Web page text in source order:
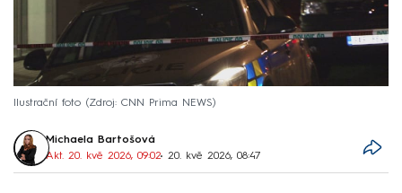
Ilustrační foto Zdroj: CNN Prima NEWS
Michaela Bartošová
Akt. 20. kvě 2026, 09:02• 20. kvě 2026, 08:47